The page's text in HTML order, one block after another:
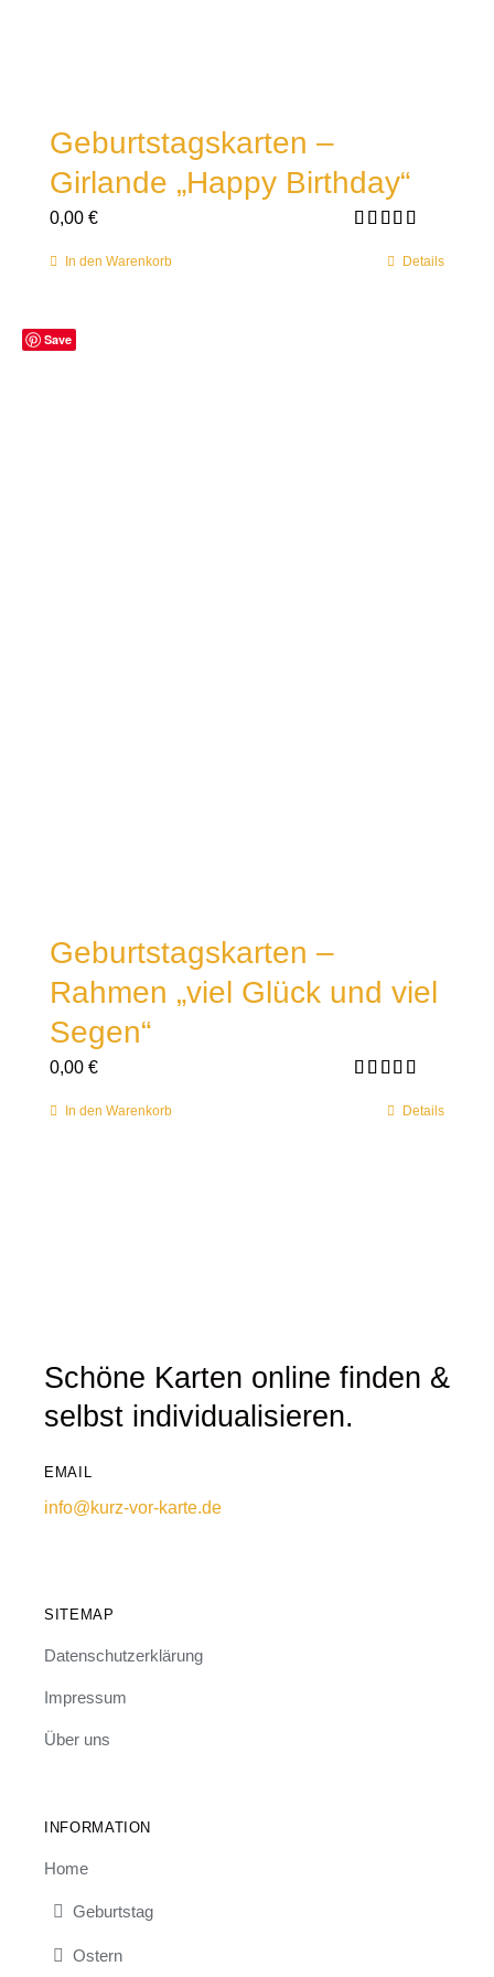
Geburtstagskarten –
Girlande „Happy Birthday“
von 5
0,00 €
In den Warenkorb Details
Save
Geburtstagskarten –
Rahmen „viel Glück und viel
Segen“
von 5
0,00 €
In den Warenkorb Details
Schöne Karten online finden &
selbst individualisieren.
EMAIL
info@kurz-vor-karte.de
SITEMAP
Datenschutzerklärung
Impressum
Über uns
INFORMATION
Home
Geburtstag
Ostern